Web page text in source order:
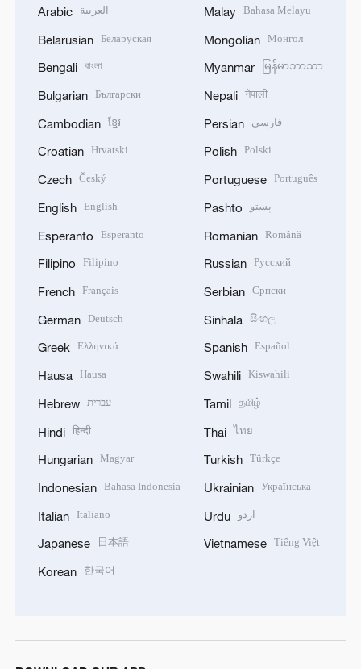
Arabic العربية
Belarusian Беларуская
Bengali বাংলা
Bulgarian Български
Cambodian ខ្មែរ
Croatian Hrvatski
Czech Český
English English
Esperanto Esperanto
Filipino Filipino
French Français
German Deutsch
Greek Ελληνικά
Hausa Hausa
Hebrew עברית
Hindi हिन्दी
Hungarian Magyar
Indonesian Bahasa Indonesia
Italian Italiano
Japanese 日本語
Korean 한국어
Malay Bahasa Melayu
Mongolian Монгол
Myanmar မြန်မာဘာသာ
Nepali नेपाली
Persian فارسی
Polish Polski
Portuguese Português
Pashto پښتو
Romanian Română
Russian Русский
Serbian Српски
Sinhala සිංහල
Spanish Español
Swahili Kiswahili
Tamil தமிழ்
Thai ไทย
Turkish Türkçe
Ukrainian Українська
Urdu اردو
Vietnamese Tiếng Việt